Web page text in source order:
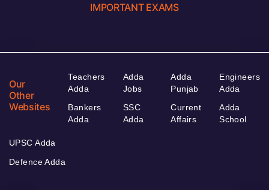
IMPORTANT EXAMS
Our
Other
Websites
Teachers
Adda
Bankers
Adda
Adda
Jobs
SSC
Adda
Adda
Punjab
Current
Affairs
Engineers
Adda
Adda
School
UPSC Adda
Defence Adda